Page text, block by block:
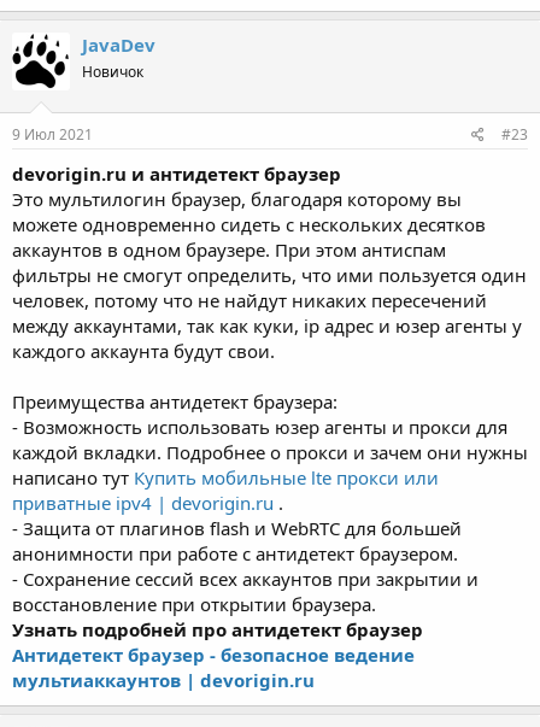
JavaDev
Новичок
9 Июл 2021 #23
devorigin.ru и антидетект браузер
Это мультилогин браузер, благодаря которому вы
можете одновременно сидеть с нескольких десятков
аккаунтов в одном браузере. При этом антиспам
фильтры не смогут определить, что ими пользуется один
человек, потому что не найдут никаких пересечений
между аккаунтами, так как куки, ip адрес и юзер агенты у
каждого аккаунта будут свои.
Преимущества антидетект браузера:
- Возможность использовать юзер агенты и прокси для
каждой вкладки. Подробнее о прокси и зачем они нужны
написано тут Купить мобильные lte прокси или
приватные ipv4 | devorigin.ru .
- Защита от плагинов flash и WebRTC для большей
анонимности при работе с антидетект браузером.
- Сохранение сессий всех аккаунтов при закрытии и
восстановление при открытии браузера.
Узнать подробней про антидетект браузер
Антидетект браузер - безопасное ведение
мультиаккаунтов | devorigin.ru